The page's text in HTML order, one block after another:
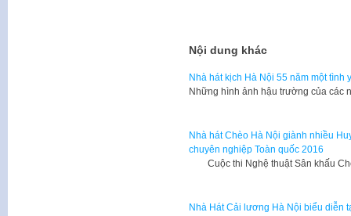
Nội dung khác
Nhà hát kịch Hà Nội 55 năm một tình
Những hình ảnh hậu trường của các
Nhà hát Chèo Hà Nội giành nhiều
chuyên nghiệp Toàn quốc 2016
Cuộc thi Nghệ thuật Sân khấu
Nhà Hát Cải lương Hà Nội biểu diễn